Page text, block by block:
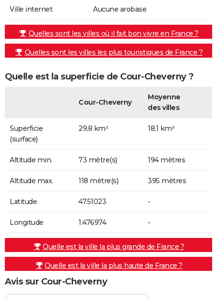
Ville internet Aucune arobase
Quelles sont les villes où il fait bon vivre en France ?
Quelles sont les villes les plus touristiques de France ?
Quelle est la superficie de Cour-Cheverny ?
Cour-Cheverny
Moyenne
des villes
Superficie
(surface)
29,8 km² 18,1 km²
Altitude min. 73 mètre(s) 194 mètres
Altitude max. 118 mètre(s) 395 mètres
Latitude 47.51023 -
Longitude 1.476974 -
Quelle est la ville la plus grande de France ?
Quelle est la ville la plus haute de France ?
Avis sur Cour-Cheverny